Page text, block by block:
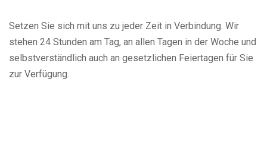
Setzen Sie sich mit uns zu jeder Zeit in Verbindung. Wir
stehen 24 Stunden am Tag, an allen Tagen in der Woche und
selbstverständlich auch an gesetzlichen Feiertagen für Sie
zur Verfügung.